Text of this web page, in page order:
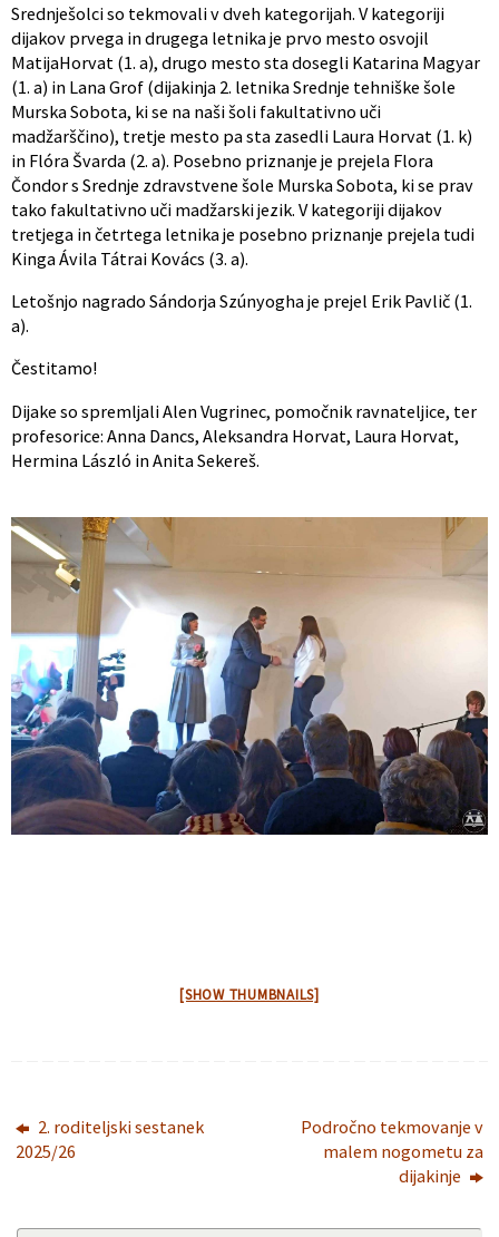
Srednješolci so tekmovali v dveh kategorijah. V kategoriji
dijakov prvega in drugega letnika je prvo mesto osvojil
MatijaHorvat (1. a), drugo mesto sta dosegli Katarina Magyar
(1. a) in Lana Grof (dijakinja 2. letnika Srednje tehniške šole
Murska Sobota, ki se na naši šoli fakultativno uči
madžarščino), tretje mesto pa sta zasedli Laura Horvat (1. k)
in Flóra Švarda (2. a). Posebno priznanje je prejela Flora
Čondor s Srednje zdravstvene šole Murska Sobota, ki se prav
tako fakultativno uči madžarski jezik. V kategoriji dijakov
tretjega in četrtega letnika je posebno priznanje prejela tudi
Kinga Ávila Tátrai Kovács (3. a).
Letošnjo nagrado Sándorja Szúnyogha je prejel Erik Pavlič (1.
a).
Čestitamo!
Dijake so spremljali Alen Vugrinec, pomočnik ravnateljice, ter
profesorice: Anna Dancs, Aleksandra Horvat, Laura Horvat,
Hermina László in Anita Sekereš.
[SHOW THUMBNAILS]
2. roditeljski sestanek
2025/26
Področno tekmovanje v
malem nogometu za
dijakinje